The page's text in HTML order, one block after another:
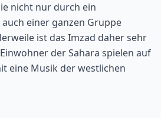
nicht nur durch ein
einer ganzen Gruppe
ist das Imzad daher sehr
der Sahara spielen auf
eine Musik der westlichen